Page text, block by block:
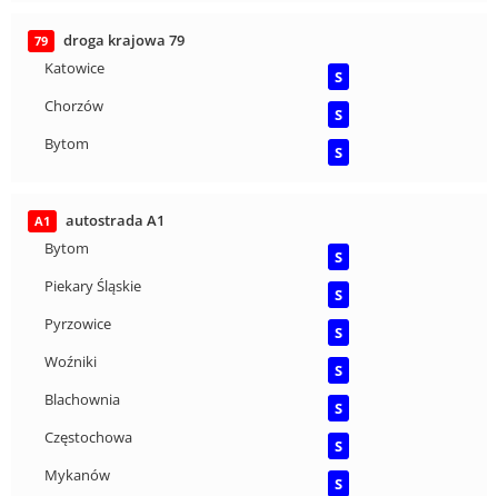
79
droga krajowa 79
Katowice
S
Chorzów
S
Bytom
S
A1
autostrada A1
Bytom
S
Piekary Śląskie
S
Pyrzowice
S
Woźniki
S
Blachownia
S
Częstochowa
S
Mykanów
S